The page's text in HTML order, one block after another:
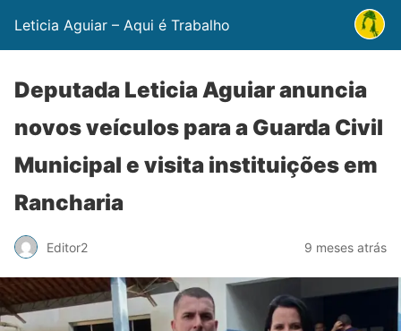
Leticia Aguiar – Aqui é Trabalho
Deputada Leticia Aguiar anuncia
novos veículos para a Guarda Civil
Municipal e visita instituições em
Rancharia
Editor2 9 meses atrás